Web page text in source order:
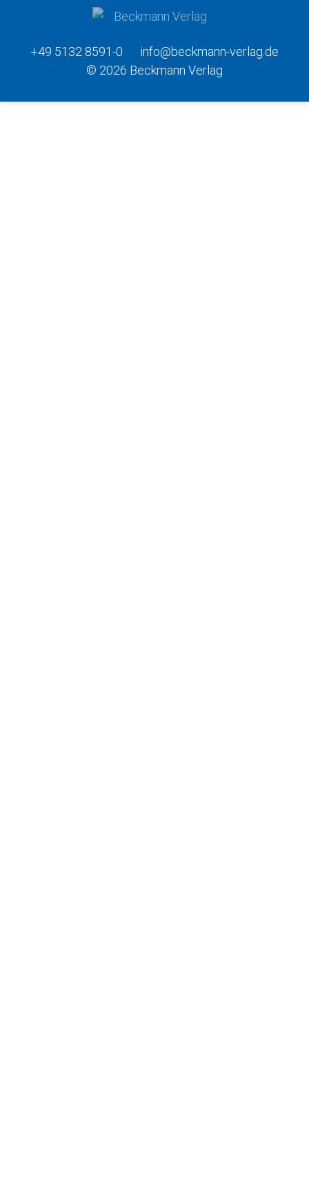
+49 5132 8591-0
info@beckmann-verlag.de
© 2026 Beckmann Verlag